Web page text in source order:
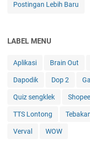
Postingan Lebih Baru
LABEL MENU
Aplikasi Brain Out
Dapodik Dop 2
Quiz sengklek Shopee
TTS Lontong
Verval WOW